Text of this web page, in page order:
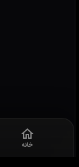
خانه